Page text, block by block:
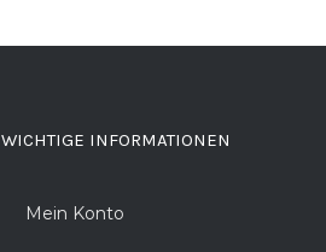
WICHTIGE INFORMATIONEN
Mein Konto